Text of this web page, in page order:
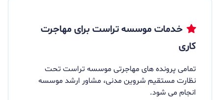
خدمات موسسه تراست برای مهاجرت
کاری
تمامی پرونده های مهاجرتی موسسه تراست تحت
نظارت مستقیم شروین مدنی، مشاور ارشد موسسه
انجام می شود.